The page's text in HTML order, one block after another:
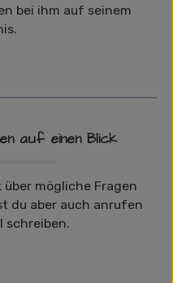
bei ihm auf seinem
auf einen Blick
mögliche Fragen
du aber auch anrufen
schreiben.